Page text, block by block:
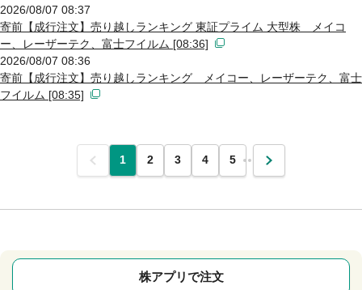
2026/08/07 08:37
寄前【成行注文】売り越しランキング 東証プライム 大型株 メイコ
ー、レーザーテク、富士フイルム [08:36]
2026/08/07 08:36
寄前【成行注文】売り越しランキング メイコー、レーザーテク、富士
フイルム [08:35]
前 1 2 3 4 5 … 次
株アプリで注文